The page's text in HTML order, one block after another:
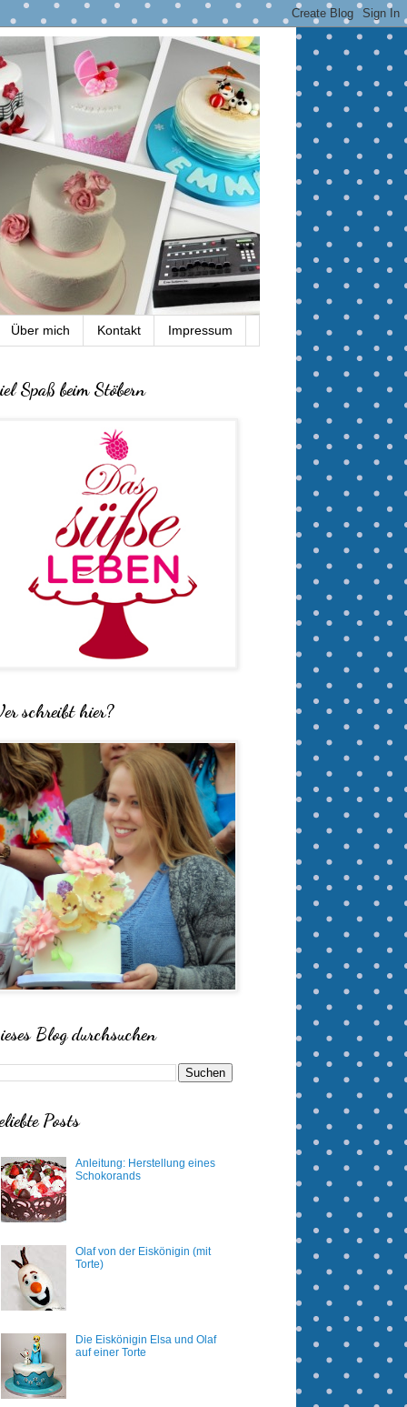
Über mich Kontakt Impressum
Spaß beim Stöbern
schreibt hier?
Blog durchsuchen
Posts
Anleitung: Herstellung eines
Schokorands
Olaf von der Eiskönigin (mit
Torte)
Die Eiskönigin Elsa und Olaf
auf einer Torte